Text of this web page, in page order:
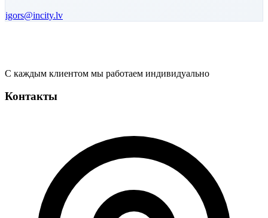
igors@incity.lv
С каждым клиентом мы работаем индивидуально
Контакты